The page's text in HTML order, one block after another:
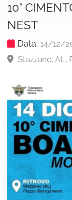
10°
NEST
Data: 14/12/
Stazzano, AL,